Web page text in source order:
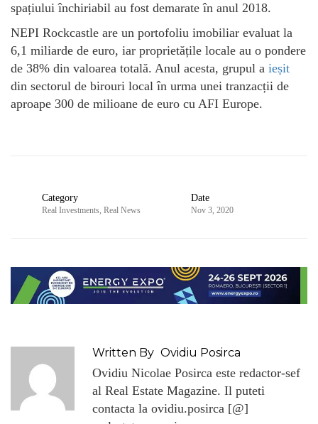
spațiului închiriabil au fost demarate în anul 2018.
NEPI Rockcastle are un portofoliu imobiliar evaluat la
6,1 miliarde de euro, iar proprietățile locale au o pondere
de 38% din valoarea totală. Anul acesta, grupul a ieșit
din sectorul de birouri local în urma unei tranzacții de
aproape 300 de milioane de euro cu AFI Europe.
Category
Real Investments, Real News
Date
Nov 3, 2020
Written By Ovidiu Posirca
Ovidiu Nicolae Posirca este redactor-sef
al Real Estate Magazine. Il puteti
contacta la ovidiu.posirca [@]